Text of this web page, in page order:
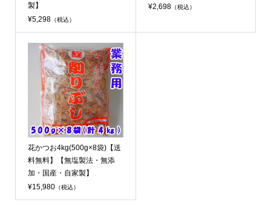
製】
¥5,298（税込）
¥2,698（税込）
花かつお4kg(500g×8袋)【送
料無料】【無塩製法・無添
加・国産・自家製】
¥15,980（税込）